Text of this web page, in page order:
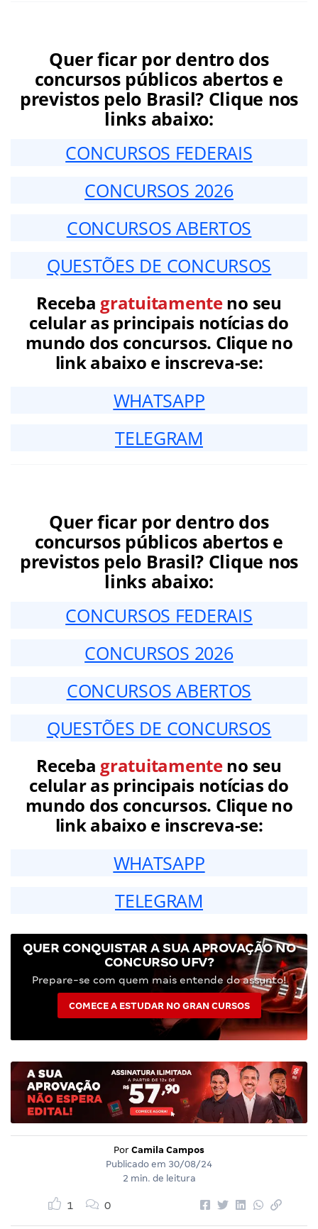
Quer ficar por dentro dos
concursos públicos abertos e
previstos pelo Brasil? Clique nos
links abaixo:
CONCURSOS FEDERAIS
CONCURSOS 2026
CONCURSOS ABERTOS
QUESTÕES DE CONCURSOS
Receba gratuitamenteno seu
celular as principais notícias do
mundo dos concursos. Clique no
link abaixo e inscreva-se:
WHATSAPP
TELEGRAM
Quer ficar por dentro dos
concursos públicos abertos e
previstos pelo Brasil? Clique nos
links abaixo:
CONCURSOS FEDERAIS
CONCURSOS 2026
CONCURSOS ABERTOS
QUESTÕES DE CONCURSOS
Receba gratuitamenteno seu
celular as principais notícias do
mundo dos concursos. Clique no
link abaixo e inscreva-se:
WHATSAPP
TELEGRAM
QUER CONQUISTAR A SUA APROVAÇÃO NO
CONCURSO UFV?
Prepare-se com quem mais entende do assunto!
COMECE A ESTUDAR NO GRAN CURSOS
Por Camila Campos
Publicado em 30/08/24
2 min. de leitura
1 0